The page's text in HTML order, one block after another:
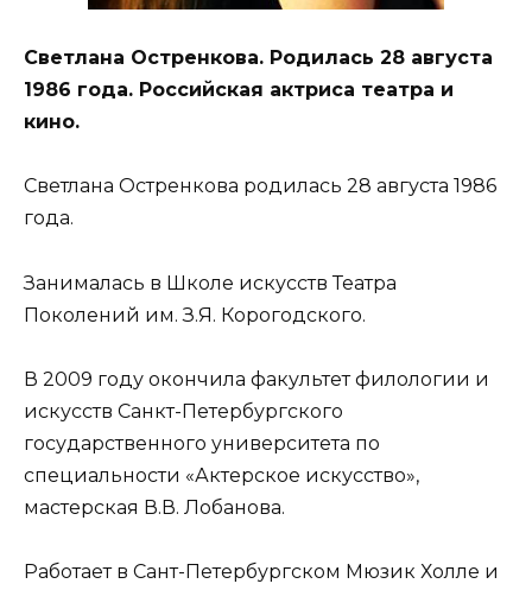
Светлана Остренкова. Родилась 28 августа
1986 года. Российская актриса театра и
кино.
Светлана Остренкова родилась 28 августа 1986
года.
Занималась в Школе искусств Театра
Поколений им. З.Я. Корогодского.
В 2009 году окончила факультет филологии и
искусств Санкт-Петербургского
государственного университета по
специальности «Актерское искусство»,
мастерская В.В. Лобанова.
Работает в Сант-Петербургском Мюзик Холле и